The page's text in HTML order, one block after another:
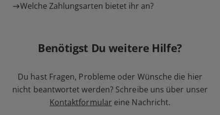
Welche Zahlungsarten bietet ihr an?
Benötigst Du weitere Hilfe?
Du hast Fragen, Probleme oder Wünsche die hier
nicht beantwortet werden? Schreibe uns über unser
Kontaktformular eine Nachricht.